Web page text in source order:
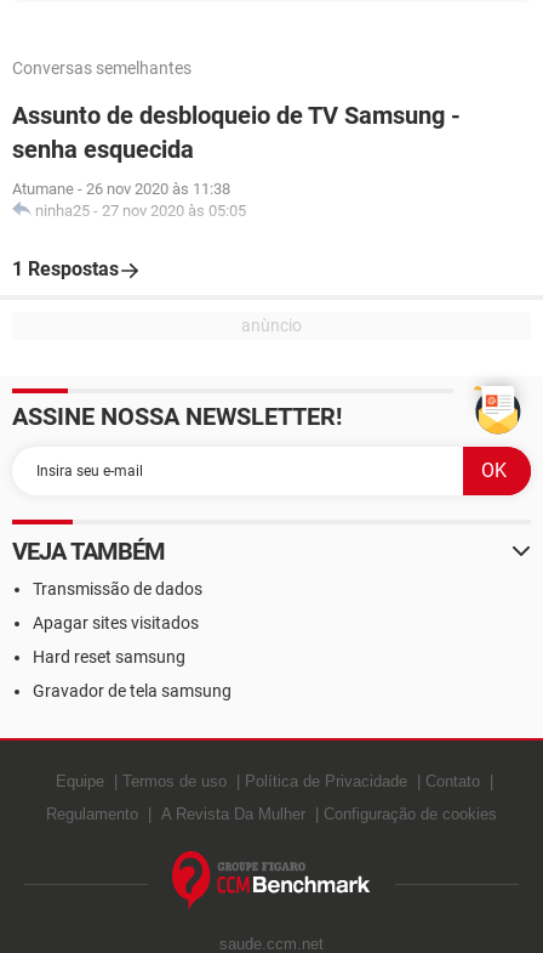
Conversas semelhantes
Assunto de desbloqueio de TV Samsung -
senha esquecida
Atumane - 26 nov 2020 às 11:38
ninha25 - 27 nov 2020 às 05:05
1 Respostas
ASSINE NOSSA NEWSLETTER!
VEJA TAMBÉM
Transmissão de dados
Apagar sites visitados
Hard reset samsung
Gravador de tela samsung
Equipe Termos de uso Política de Privacidade
Contato
Regulamento
A Revista Da Mulher Configuração de cookies
saude.ccm.net